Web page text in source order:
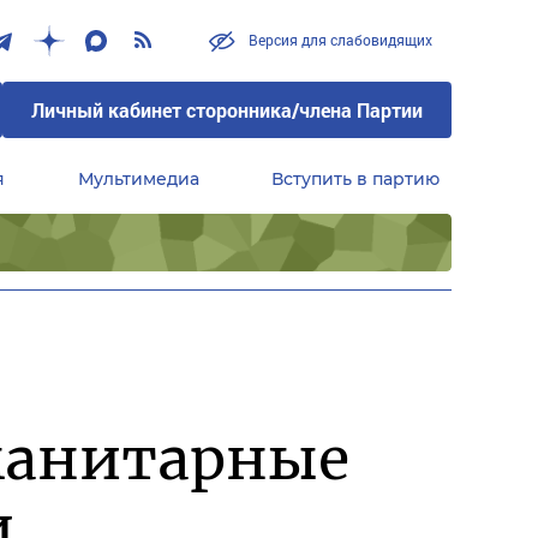
Версия для слабовидящих
Личный кабинет сторонника/члена Партии
Мультимедиа Вступить в партию